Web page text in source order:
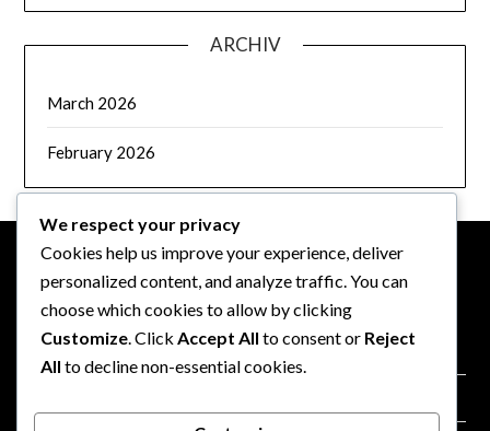
ARCHIV
March 2026
February 2026
RECHTLICHES
Kontakt
We respect your privacy
Cookies help us improve your experience, deliver
personalized content, and analyze traffic. You can
choose which cookies to allow by clicking
Customize . Click Accept All to consent or Reject
All to decline non-essential cookies.